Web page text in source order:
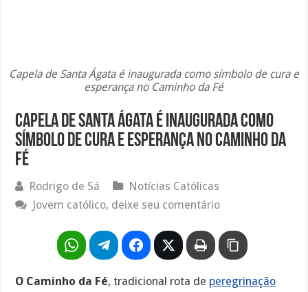
Capela de Santa Ágata é inaugurada como símbolo de cura e
esperança no Caminho da Fé
Capela de Santa Ágata é inaugurada como
símbolo de cura e esperança no Caminho da
Fé
Rodrigo de Sá
Notícias Católicas
Jovem católico, deixe seu comentário
O Caminho da Fé, tradicional rota de peregrinação